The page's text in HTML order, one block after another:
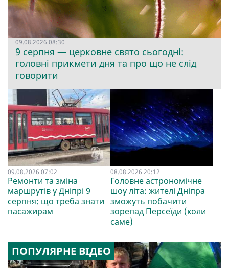
09.08.2026 08:30
9 серпня — церковне свято сьогодні:
головні прикмети дня та про що не слід
говорити
09.08.2026 07:02
Ремонти та зміна
маршрутів у Дніпрі 9
серпня: що треба знати
пасажирам
08.08.2026 20:12
Головне астрономічне
шоу літа: жителі Дніпра
зможуть побачити
зорепад Персеїди (коли
саме)
ПОПУЛЯРНЕ ВІДЕО